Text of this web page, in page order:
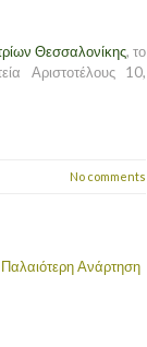
Θεσσαλονίκης, το
Αριστοτέλους 10,
No comments
Παλαιότερη Ανάρτηση